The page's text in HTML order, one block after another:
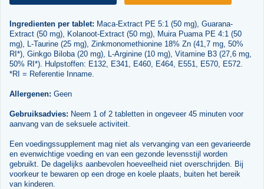
Ingredienten per tablet: Maca-Extract PE 5:1 (50 mg), Guarana-
Extract (50 mg), Kolanoot-Extract (50 mg), Muira Puama PE 4:1 (50
mg), L-Taurine (25 mg), Zinkmonomethionine 18% Zn (41,7 mg, 50%
RI*), Ginkgo Biloba (20 mg), L-Arginine (10 mg), Vitamine B3 (27,6 mg,
50% RI*). Hulpstoffen: E132, E341, E460, E464, E551, E570, E572.
*RI = Referentie Inname.
Allergenen: Geen
Gebruiksadvies: Neem 1 of 2 tabletten in ongeveer 45 minuten voor
aanvang van de seksuele activiteit.
Een voedingssupplement mag niet als vervanging van een gevarieerde
en evenwichtige voeding en van een gezonde levensstijl worden
gebruikt. De dagelijks aanbevolen hoeveelheid niet overschrijden. Bij
voorkeur te bewaren op een droge en koele plaats, buiten het bereik
van kinderen.